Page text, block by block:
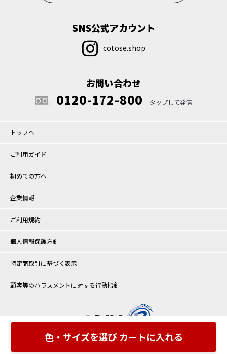
色・サイズを選び カートに入れる
SNS公式アカウント
cotose.shop
お問い合わせ
0120-172-800
トップへ
ご利用ガイド
初めての方へ
企業情報
ご利用規約
個人情報保護方針
特定商取引に基づく表示
顧客等のハラスメントに対する行動指針
©halmek alpha Co.,Ltd. All rights reserved.